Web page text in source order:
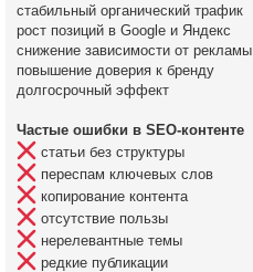
стабильный органический трафик
рост позиций в Google и Яндекс
снижение зависимости от рекламы
повышение доверия к бренду
долгосрочный эффект
Частые ошибки в SEO-контенте
статьи без структуры
переспам ключевых слов
копирование контента
отсутствие пользы
нерелевантные темы
редкие публикации